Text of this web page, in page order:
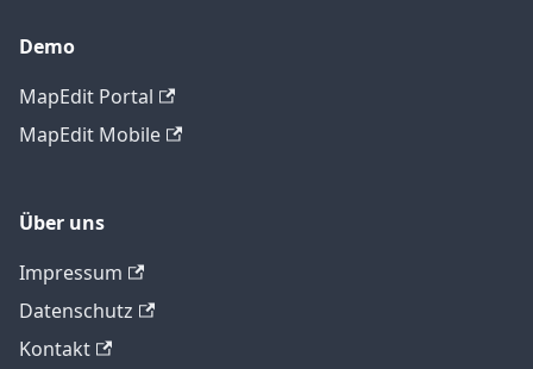
Demo
MapEdit Portal
MapEdit Mobile
Über uns
Impressum
Datenschutz
Kontakt